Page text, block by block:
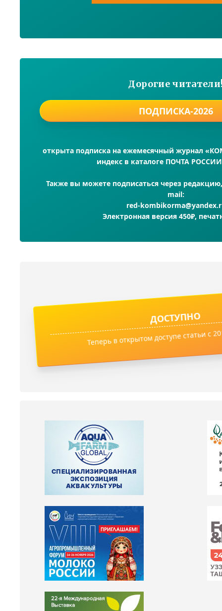
Дорогие
ПОДПИСКА-2026
открыта подписка на ежемесячный журнал
индекс в каталоге ПОЧТА
Также вы можете подписаться через
mail:
red-
Электронная версия 450₽,
ДОСТУПНО
Теперь в открытом доступе статьи с